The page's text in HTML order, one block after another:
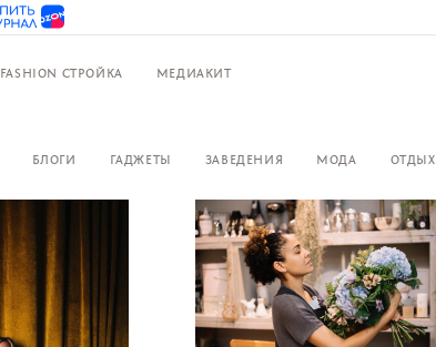
FASHION СТРОЙКА МЕДИАКИТ
БЛОГИ ГАДЖЕТЫ ЗАВЕДЕНИЯ МОДА ОТДЫХ